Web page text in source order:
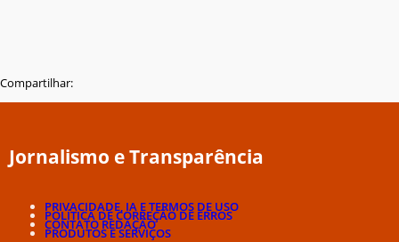
Compartilhar:
Jornalismo e Transparência
PRIVACIDADE, IA E TERMOS DE USO
POLÍTICA DE CORREÇÃO DE ERROS
CONTATO REDAÇÃO
PRODUTOS E SERVIÇOS